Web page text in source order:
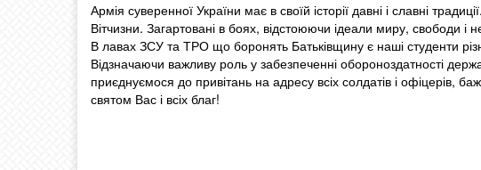
Армія суверенної України має в своїй історії давні і славні
Вітчизни. Загартовані в боях, відстоюючи ідеали миру, свободи
В лавах ЗСУ та ТРО що боронять Батьківщину є наші студенти
Відзначаючи важливу роль у забезпеченні обороноздатності
приєднуємося до привітань на адресу всіх солдатів і офіцерів,
святом Вас і всіх благ!